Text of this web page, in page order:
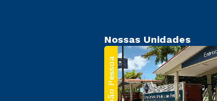
Nossas Unidades
João Pessoa